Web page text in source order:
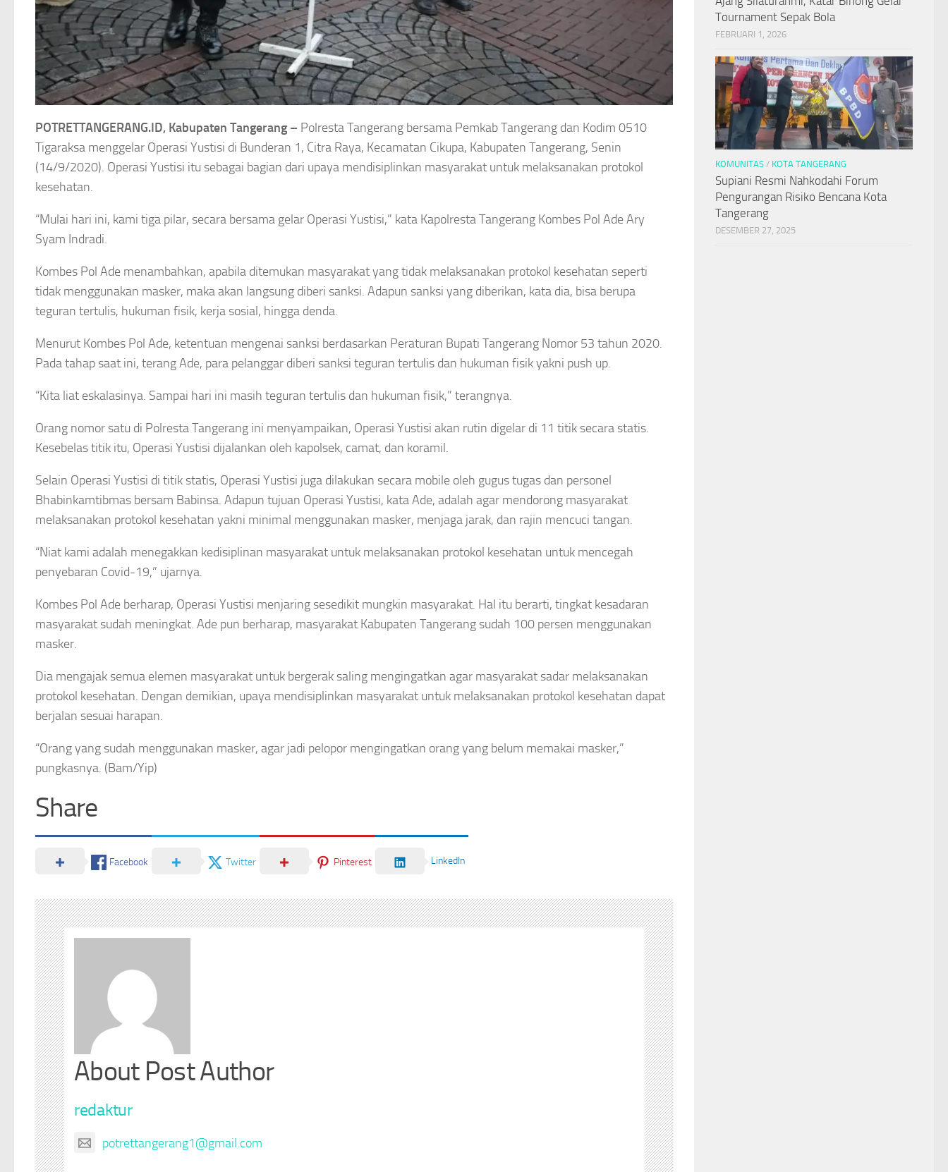
POTRETTANGERANG.ID, Kabupaten Tangerang – Polresta Tangerang bersama Pemkab Tangerang dan Kodim 0510
Tigaraksa menggelar Operasi Yustisi di Bunderan 1, Citra Raya, Kecamatan Cikupa, Kabupaten Tangerang, Senin
(14/9/2020). Operasi Yustisi itu sebagai bagian dari upaya mendisiplinkan masyarakat untuk melaksanakan protokol
kesehatan.
“Mulai hari ini, kami tiga pilar, secara bersama gelar Operasi Yustisi,” kata Kapolresta Tangerang Kombes Pol Ade Ary
Syam Indradi.
Kombes Pol Ade menambahkan, apabila ditemukan masyarakat yang tidak melaksanakan protokol kesehatan seperti
tidak menggunakan masker, maka akan langsung diberi sanksi. Adapun sanksi yang diberikan, kata dia, bisa berupa
teguran tertulis, hukuman fisik, kerja sosial, hingga denda.
Menurut Kombes Pol Ade, ketentuan mengenai sanksi berdasarkan Peraturan Bupati Tangerang Nomor 53 tahun 2020.
Pada tahap saat ini, terang Ade, para pelanggar diberi sanksi teguran tertulis dan hukuman fisik yakni push up.
“Kita liat eskalasinya. Sampai hari ini masih teguran tertulis dan hukuman fisik,” terangnya.
Orang nomor satu di Polresta Tangerang ini menyampaikan, Operasi Yustisi akan rutin digelar di 11 titik secara statis.
Kesebelas titik itu, Operasi Yustisi dijalankan oleh kapolsek, camat, dan koramil.
Selain Operasi Yustisi di titik statis, Operasi Yustisi juga dilakukan secara mobile oleh gugus tugas dan personel
Bhabinkamtibmas bersam Babinsa. Adapun tujuan Operasi Yustisi, kata Ade, adalah agar mendorong masyarakat
melaksanakan protokol kesehatan yakni minimal menggunakan masker, menjaga jarak, dan rajin mencuci tangan.
“Niat kami adalah menegakkan kedisiplinan masyarakat untuk melaksanakan protokol kesehatan untuk mencegah
penyebaran Covid-19,” ujarnya.
Kombes Pol Ade berharap, Operasi Yustisi menjaring sesedikit mungkin masyarakat. Hal itu berarti, tingkat kesadaran
masyarakat sudah meningkat. Ade pun berharap, masyarakat Kabupaten Tangerang sudah 100 persen menggunakan
masker.
Dia mengajak semua elemen masyarakat untuk bergerak saling mengingatkan agar masyarakat sadar melaksanakan
protokol kesehatan. Dengan demikian, upaya mendisiplinkan masyarakat untuk melaksanakan protokol kesehatan dapat
berjalan sesuai harapan.
“Orang yang sudah menggunakan masker, agar jadi pelopor mengingatkan orang yang belum memakai masker,”
pungkasnya. (Bam/Yip)
Share
Facebook Twitter Pinterest LinkedIn
About Post Author
redaktur
potrettangerang1@gmail.com
Tournament Sepak Bola
FEBRUARI 1, 2026
KOMUNITAS / KOTA TANGERANG
Supiani Resmi Nahkodahi Forum
Pengurangan Risiko Bencana Kota
Tangerang
DESEMBER 27, 2025